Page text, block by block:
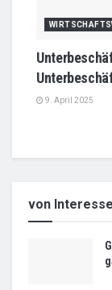
9. April 2025
von Interesse